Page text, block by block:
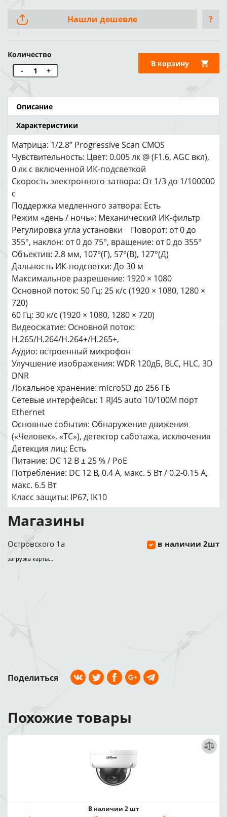
Нашли дешевле ?
Количество
-
+
В корзину
Описание
Характеристики
Матрица: 1/2.8’’ Progressive Scan CMOS
Чувствительность: Цвет: 0.005 лк @ (F1.6, AGC вкл),
0 лк с включенной ИК-подсветкой
Скорость электронного затвора: От 1/3 до 1/100000
с
Поддержка медленного затвора: Есть
Режим «день / ночь»: Механический ИК-фильтр
Регулировка угла установки Поворот: от 0 до
355°, наклон: от 0 до 75°, вращение: от 0 до 355°
Объектив: 2.8 мм, 107°(Г), 57°(В), 127°(Д)
Дальность ИК-подсветки: До 30 м
Максимальное разрешение: 1920 × 1080
Основной поток: 50 Гц: 25 к/с (1920 × 1080, 1280 ×
720)
60 Гц: 30 к/с (1920 × 1080, 1280 × 720)
Видеосжатие: Основной поток:
H.265/H.264/H.264+/H.265+,
Аудио: встроенный микрофон
Улучшение изображения: WDR 120дБ, BLC, HLC, 3D
DNR
Локальное хранение: microSD до 256 ГБ
Сетевые интерфейсы: 1 RJ45 auto 10/100M порт
Ethernet
Основные события: Обнаружение движения
(«Человек», «ТС»), детектор саботажа, исключения
Детекция лиц: Есть
Питание: DC 12 В ± 25 % / PoE
Потребление: DC 12 В, 0.4 A, макс. 5 Вт / 0.2-0.15 A,
макс. 6.5 Вт
Класс защиты: IP67, IK10
Магазины
Островского 1а в наличии 2шт
загрузка карты...
Поделиться
Похожие товары
В наличии 2 шт